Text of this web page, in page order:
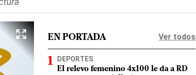
EN PORTADA Ver todos
DEPORTES
El relevo femenino 4x100 le da a RD